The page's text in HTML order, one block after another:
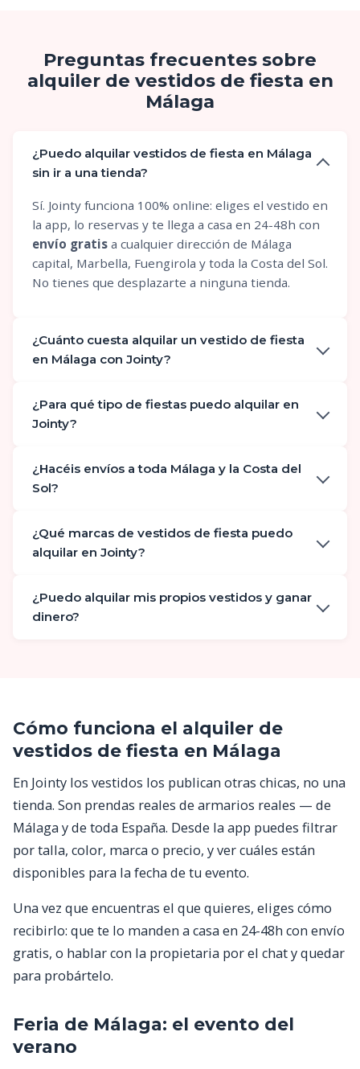
Preguntas frecuentes sobre
alquiler de vestidos de fiesta en
Málaga
¿Puedo alquilar vestidos de fiesta en Málaga
sin ir a una tienda?
Sí. Jointy funciona 100% online: eliges el vestido en
la app, lo reservas y te llega a casa en 24-48h con
envío gratis a cualquier dirección de Málaga
capital, Marbella, Fuengirola y toda la Costa del Sol.
No tienes que desplazarte a ninguna tienda.
¿Cuánto cuesta alquilar un vestido de fiesta
en Málaga con Jointy?
¿Para qué tipo de fiestas puedo alquilar en
Jointy?
¿Hacéis envíos a toda Málaga y la Costa del
Sol?
¿Qué marcas de vestidos de fiesta puedo
alquilar en Jointy?
¿Puedo alquilar mis propios vestidos y ganar
dinero?
Cómo funciona el alquiler de
vestidos de fiesta en Málaga
En Jointy los vestidos los publican otras chicas, no una
tienda. Son prendas reales de armarios reales — de
Málaga y de toda España. Desde la app puedes filtrar
por talla, color, marca o precio, y ver cuáles están
disponibles para la fecha de tu evento.
Una vez que encuentras el que quieres, eliges cómo
recibirlo: que te lo manden a casa en 24-48h con envío
gratis, o hablar con la propietaria por el chat y quedar
para probártelo.
Feria de Málaga: el evento del
verano